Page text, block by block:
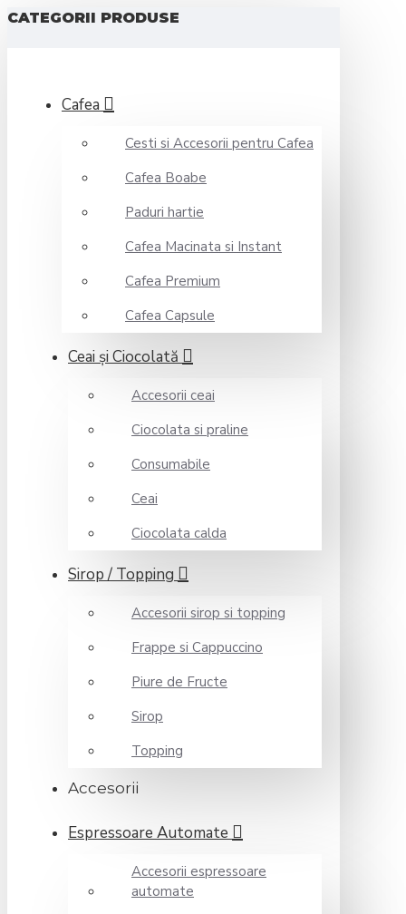
CATEGORII PRODUSE
Cafea
Cesti si Accesorii pentru Cafea
Cafea Boabe
Paduri hartie
Cafea Macinata si Instant
Cafea Premium
Cafea Capsule
Ceai şi Ciocolată
Accesorii ceai
Ciocolata si praline
Consumabile
Ceai
Ciocolata calda
Sirop / Topping
Accesorii sirop si topping
Frappe si Cappuccino
Piure de Fructe
Sirop
Topping
Accesorii
Espressoare Automate
Accesorii espressoare
automate